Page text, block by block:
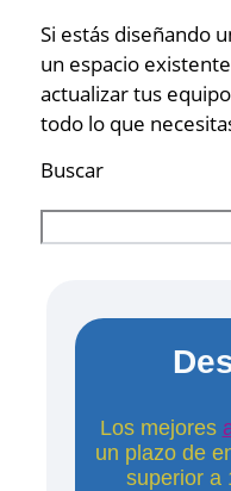
Si estás diseñando
un espacio
actualizar tus
todo lo que
Buscar
Los mejores
un plazo de
superior a